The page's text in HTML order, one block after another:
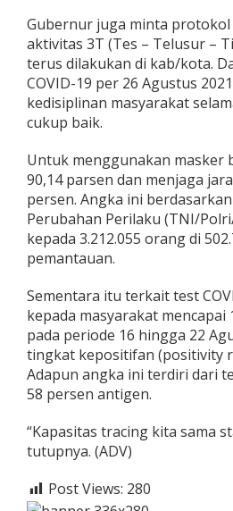
Gubernur juga minta protokol
aktivitas 3T (Tes – Telusur –
terus dilakukan di kab/kota.
COVID-19 per 26 Agustus
kedisiplinan masyarakat
cukup baik.
Untuk menggunakan masker
90,14 parsen dan menjaga
persen. Angka ini
Perubahan Perilaku (TNI/
kepada 3.212.055 orang di
pemantauan.
Sementara itu terkait test
kepada masyarakat mencapai
pada periode 16 hingga 22
tingkat kepositifan (positivity
Adapun angka ini terdiri dari
58 persen antigen.
“Kapasitas tracing kita sama
tutupnya. (ADV)
Post Views: 280